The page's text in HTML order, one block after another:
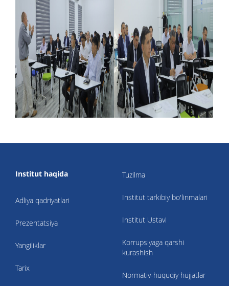
Institut haqida
Adliya qadriyatlari
Prezentatsiya
Yangiliklar
Tarix
Tuzilma
Institut tarkibiy bo'linmalari
Institut Ustavi
Korrupsiyaga qarshi
kurashish
Normativ-huquqiy hujjatlar